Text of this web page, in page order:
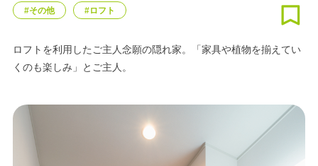
#その他 #ロフト
ロフトを利用したご主人念願の隠れ家。「家具や植物を揃えてい
くのも楽しみ」とご主人。